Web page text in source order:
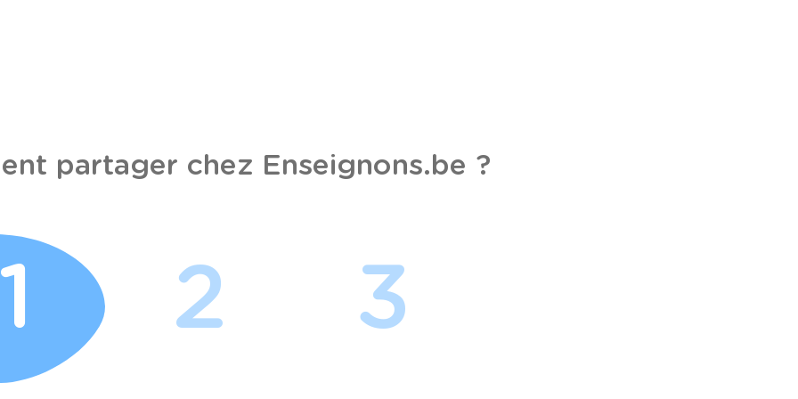
partager chez Enseignons.be ?
1 2 3